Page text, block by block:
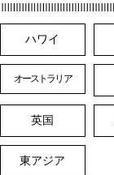
ハワイ
オーストラリア
英国
東アジア